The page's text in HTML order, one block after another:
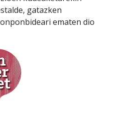
gatazken
ematen dio